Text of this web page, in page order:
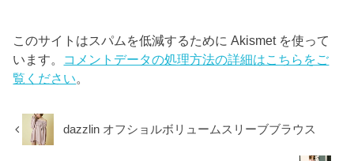
このサイトはスパムを低減するために Akismet を使って
います。 コメントデータの処理方法の詳細はこちらをご
覧ください
dazzlin オフショルボリュームスリーブブラウス